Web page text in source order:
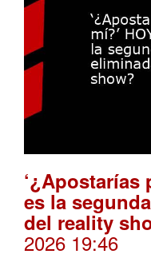
‘¿Apostarías
es la
del reality
2026 19:46